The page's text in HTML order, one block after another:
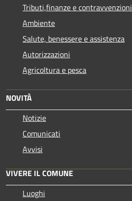
Tributi,finanze e contravvenzioni
Ambiente
Salute, benessere e assistenza
Autorizzazioni
Agricoltura e pesca
NOVITÀ
Notizie
Comunicati
Avvisi
VIVERE IL COMUNE
Luoghi